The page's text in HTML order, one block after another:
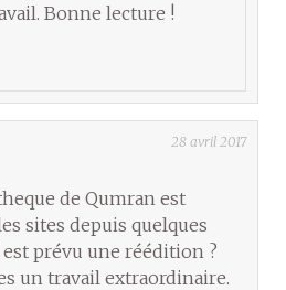
Bonne lecture !
28 avril 2017
de Qumran est
sites depuis quelques
prévu une réédition ?
un travail extraordinaire.